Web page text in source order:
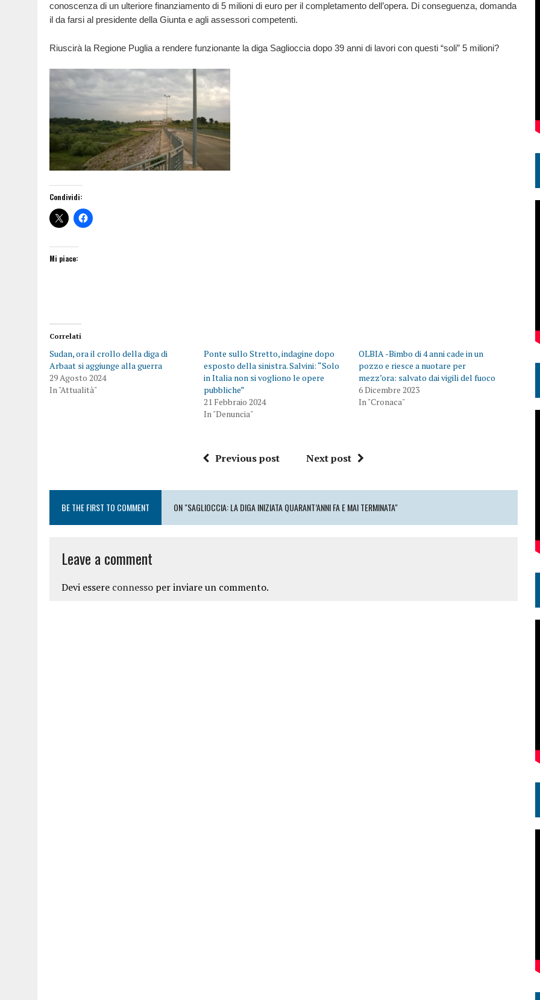
conoscenza di un ulteriore finanziamento di 5 milioni di euro per il completamento dell’opera. Di conseguenza, domanda
il da farsi al presidente della Giunta e agli assessori competenti.
Riuscirà la Regione Puglia a rendere funzionante la diga Saglioccia dopo 39 anni di lavori con questi “soli” 5 milioni?
Condividi:
Mi piace:
Correlati
Sudan, ora il crollo della diga di
Arbaat si aggiunge alla guerra
29 Agosto 2024
In "Attualità"
Ponte sullo Stretto, indagine dopo
esposto della sinistra. Salvini: “Solo
in Italia non si vogliono le opere
pubbliche”
21 Febbraio 2024
In "Denuncia"
OLBIA -Bimbo di 4 anni cade in un
pozzo e riesce a nuotare per
mezz’ora: salvato dai vigili del fuoco
6 Dicembre 2023
In "Cronaca"
Previous post Next post
BE THE FIRST TO COMMENT ON "SAGLIOCCIA: LA DIGA INIZIATA QUARANT’ANNI FA E MAI TERMINATA"
Leave a comment
Devi essere connesso per inviare un commento.